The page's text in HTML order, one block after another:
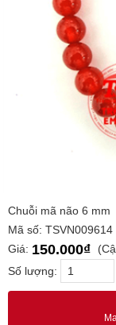
Chuỗi mã não 6 mm
Mã số:
Giá: 150.000₫
Số lượng: